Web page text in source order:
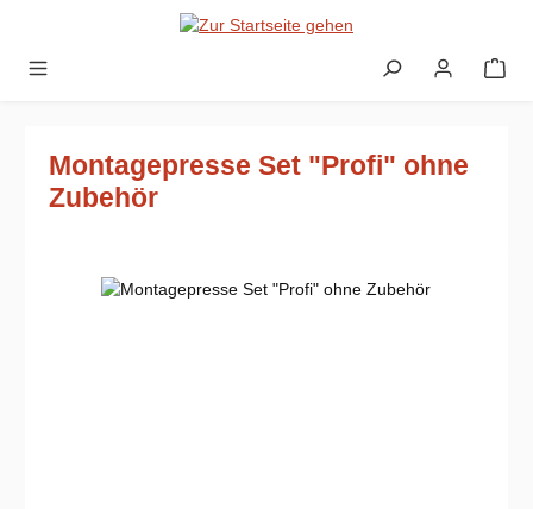
Zum Hauptinhalt springen
Montagepresse Set "Profi" ohne
Zubehör
Bildergalerie überspringen